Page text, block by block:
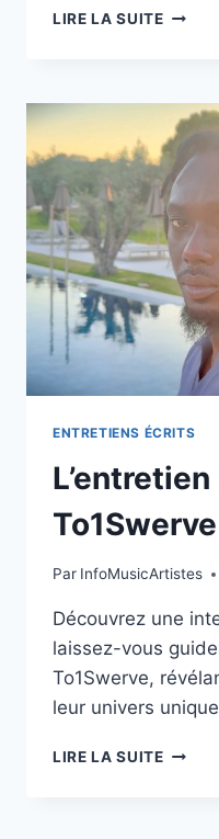
LIRE LA SUITE
ENTRETIENS ÉCRITS
To1Swerve
Par InfoMusicArtistes
Découvrez une
laissez-vous
To1Swerve,
leur univers
LIRE LA SUITE